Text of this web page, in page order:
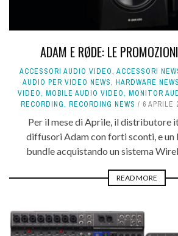
ADAM E RØDE: LE
ACCESSORI AUDIO VIDEO, ACCESSORI
AUDIO PER VIDEO NEWS, HARDWARE NEWS
VIDEO, MOBILE AUDIO VIDEO, MONITOR
RECORDING, RECORDING NEWS 6 APRILE
Per il mese di Aprile, il distributore
diffusori Adam con forti sconti, e un
bundle acquistando un sistema
READ MORE